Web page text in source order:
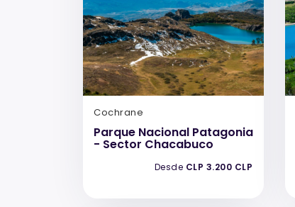
Cochrane
Parque Nacional Patagonia
- Sector Chacabuco
Desde CLP 3.200 CLP